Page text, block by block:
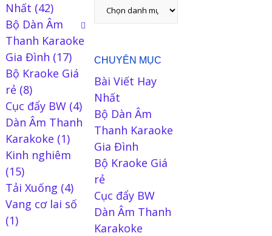
Nhất (42)
Bộ Dàn Âm
Thanh Karaoke
Gia Đình (17)
Bộ Kraoke Giá
rẻ(8)
Cục đẩy BW(4)
Dàn Âm Thanh
Karakoke (1)
Kinh nghiêm
(15)
Tải Xuống (4)
Vang cơ lai số
(1)
CHUYÊN MỤC
Bài Viết Hay
Nhất
Bộ Dàn Âm
Thanh Karaoke
Gia Đình
Bộ Kraoke Giá
rẻ
Cục đẩy BW
Dàn Âm Thanh
Karakoke